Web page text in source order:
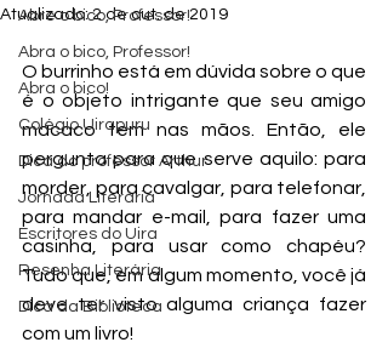
Abre o bico, Professor!
Abra o bico, Professor!
Abra o bico!
Colégio Uirapuru
Dica do professor Arthur
Jornada Literária
Escritores do Uira
Resenha Literária
Dica da Biblioteca
Atualizado:2 de out. de 2019
O burrinho está em dúvida sobre o que
é o objeto intrigante que seu amigo
macaco tem nas mãos. Então, ele
pergunta para que serve aquilo: para
morder, para cavalgar, para telefonar,
para mandar e-mail, para fazer uma
casinha, para usar como chapéu?
Tudo que, em algum momento, você já
deve ter visto alguma criança fazer
com um livro!